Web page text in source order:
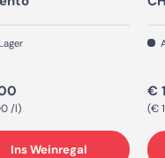
Preis
/l
Ins Weinregal
€
€